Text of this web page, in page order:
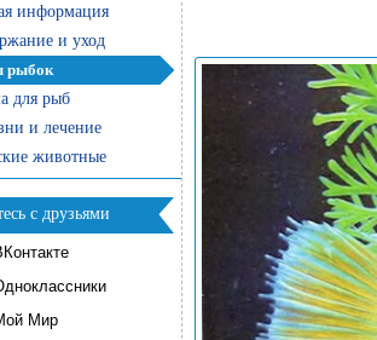
информация
и уход
рыбок
для рыб
и лечение
животные
с друзьями
Мир